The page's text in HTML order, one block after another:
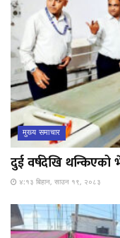
मुख्य समाचार
दुई वर्षदेखि थन्किएको
४:१३ बिहान, साउन १९, २०८३